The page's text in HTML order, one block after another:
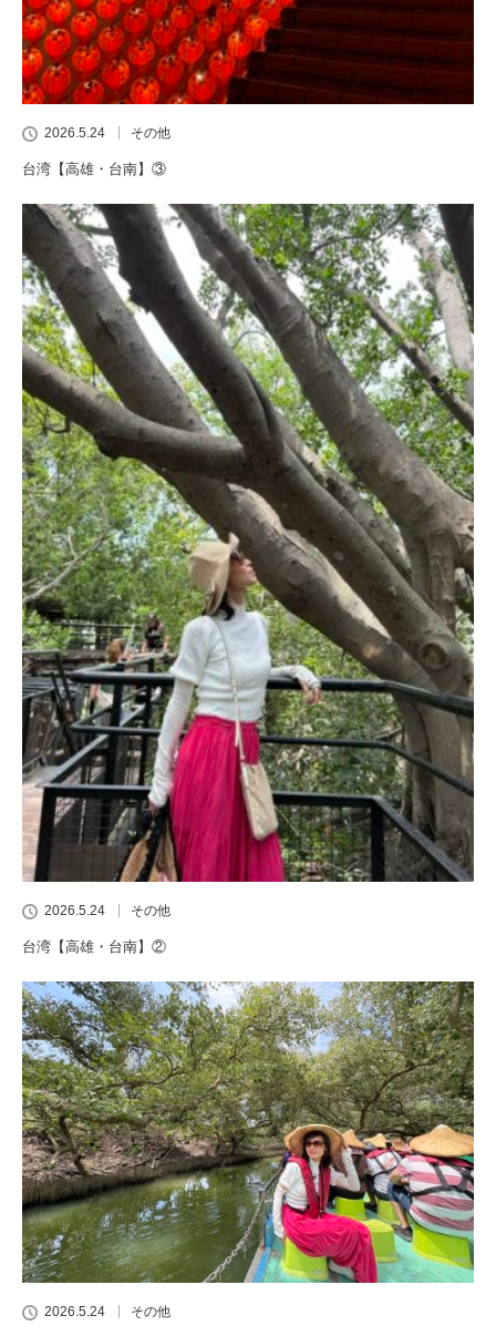
2026.5.24 その他
台湾【高雄・台南】③
2026.5.24 その他
台湾【高雄・台南】②
2026.5.24 その他